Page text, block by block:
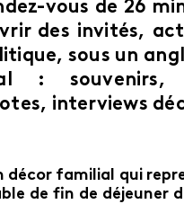
vous de 26
des invités,
sous un
: souvenirs,
interviews
décor familial qui
de fin de déjeuner